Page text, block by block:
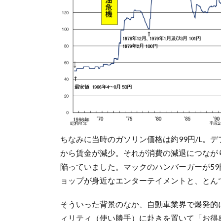
ちなみに当時のガソリン価格は約99円/L。
から賃金が減少。それが消費の減退につな
陥っていました。マックのハンバーガーが
ョップが身近なエンターテイメントと、と
そういった背景のなか、自動車業界で爆発
ィリティ（使い勝手）に赴きを置いて「お